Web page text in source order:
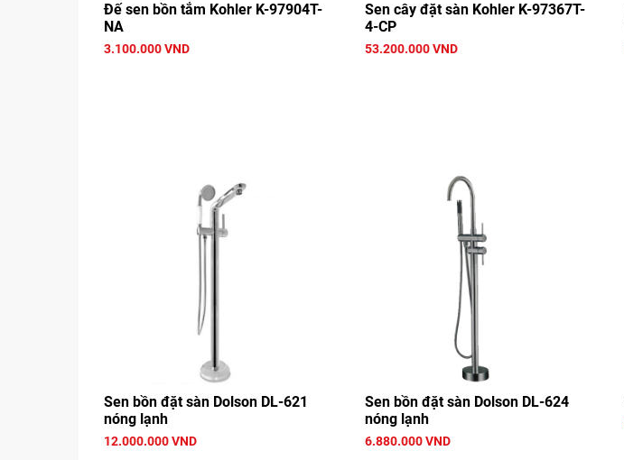
Đế sen bồn tắm Kohler K-97904T-
NA
3.100.000 VND
Sen cây đặt sàn Kohler K-97367T-
4-CP
53.200.000 VND
Sen bồn đặt sàn Dolson DL-621
nóng lạnh
12.000.000 VND
Sen bồn đặt sàn Dolson DL-624
nóng lạnh
6.880.000 VND